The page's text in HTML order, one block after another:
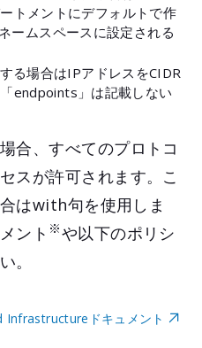
トメントにデフォルトで作
ームスペースに設定される
る場合はIPアドレスをCIDR
endpoints」は記載しない
合、すべてのプロトコ
スが許可されます。こ
はwith句を使用しま
ント ※や以下のポリシ
。
Infrastructureドキュメント